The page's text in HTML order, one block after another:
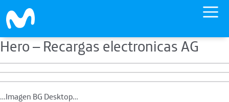
Skip to main content
Hero – Recargas electronicas AG
…Imagen BG Desktop…